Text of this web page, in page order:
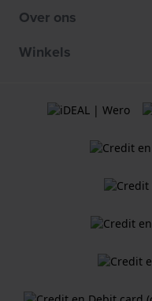
Over ons
Winkels